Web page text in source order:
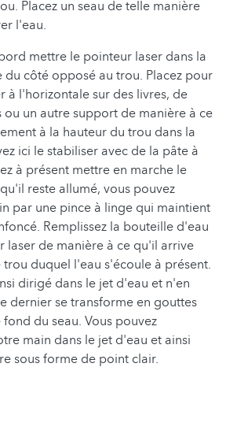
Placez un seau de telle manière
l'eau.
mettre le pointeur laser dans la
côté opposé au trou. Placez pour
à l'horizontale sur des livres, de
ou un autre support de manière à ce
à la hauteur du trou dans la
ici le stabiliser avec de la pâte à
à présent mettre en marche le
reste allumé, vous pouvez
par une pince à linge qui maintient
Remplissez la bouteille d'eau
laser de manière à ce qu'il arrive
duquel l'eau s'écoule à présent.
dirigé dans le jet d'eau et n'en
dernier se transforme en gouttes
du seau. Vous pouvez
main dans le jet d'eau et ainsi
sous forme de point clair.